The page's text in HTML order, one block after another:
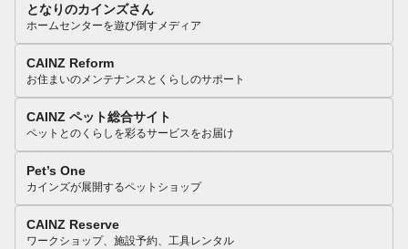
となりのカインズさん
ホームセンターを遊び倒すメディア
CAINZ Reform
お住まいのメンテナンスとくらしのサポート
CAINZ ペット総合サイト
ペットとのくらしを彩るサービスをお届け
Pet’s One
カインズが展開するペットショップ
CAINZ Reserve
ワークショップ、施設予約、工具レンタル